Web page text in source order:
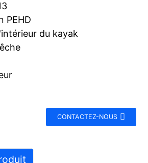
PEHD
du kayak
CONTACTEZ-NOUS